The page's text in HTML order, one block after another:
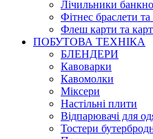
Лічильники
Фітнес браслети
Флеш карти та
ПОБУТОВА ТЕХНІКА
БЛЕНДЕРИ
Кавоварки
Кавомолки
Міксери
Настільні плити
Відпарювачі для
Тостери